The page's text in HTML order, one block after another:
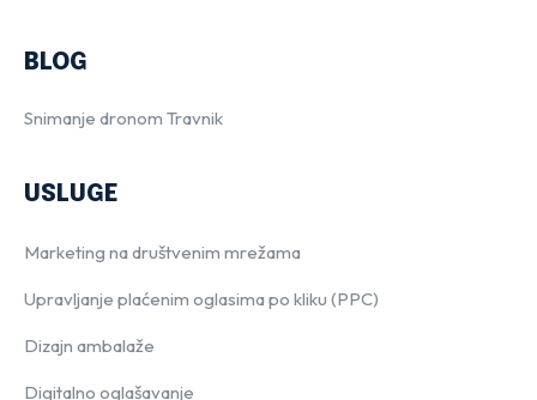
BLOG
Snimanje dronom Travnik
USLUGE
Marketing na društvenim mrežama
Upravljanje plaćenim oglasima po kliku (PPC)
Dizajn ambalaže
Digitalno oglašavanje